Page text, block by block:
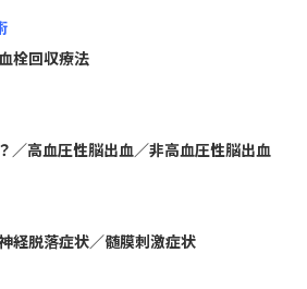
栓回収療法
／高血圧性脳出血／非高血圧性脳出血
経脱落症状／髄膜刺激症状